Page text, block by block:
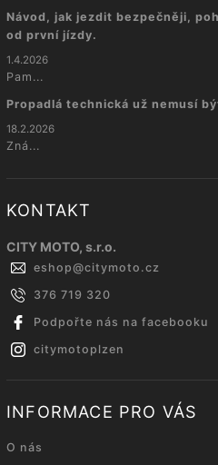
Návod, jak jezdit bezpečněji,
od první jízdy.
1.4.2026
Pam...
Propadlá technická už nemusí
18.2.2026
Zná...
KONTAKT
CITY MOTO, s.r.o.
eshop@citymoto.cz
376 719 320
Podpořte nás na facebooku
citymotoplzen
INFORMACE PRO VÁS
O nás